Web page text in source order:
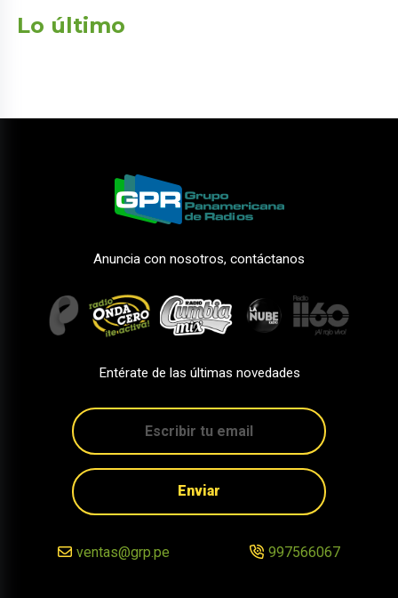
Lo último
Anuncia con nosotros, contáctanos
Entérate de las últimas novedades
Enviar
ventas@grp.pe 997566067